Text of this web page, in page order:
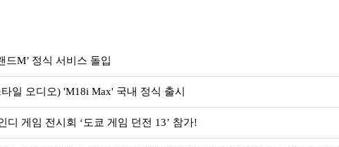
드M’ 정식 서비스 돌입
일 오디오) 'M18i Max' 국내 정식 출시
디 게임 전시회 ‘도쿄 게임 던전 13’ 참가!